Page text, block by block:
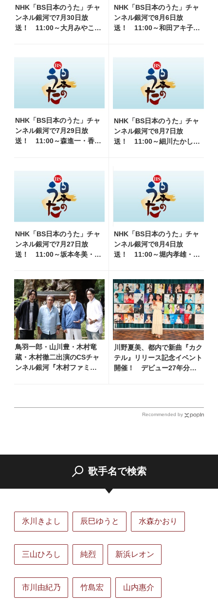
NHK「BS日本のうた」チャ
ンネル銀河で7月30日放
送！ 11:00～大月みやこ・
場！ 各放送回の出演者・
NHK「BS日本のうた」チャ
ンネル銀河で8月6日放
送！ 11:00～和田アキ子・
出演者・曲目情報
NHK「BS日本のうた」チャ
ンネル銀河で7月29日放
送！ 11:00～森進一・香西
各放送回の出演者・曲目情
NHK「BS日本のうた」チャ
ンネル銀河で8月7日放
送！ 11:00～細川たかし・
場！ 各放送回の出演者・曲
NHK「BS日本のうた」チャ
ンネル銀河で7月27日放
送！ 11:00～坂本冬美・水
放送回の出演者・曲目情報
NHK「BS日本のうた」チャ
ンネル銀河で8月4日放
送！ 11:00～堀内孝雄・山
し・松原健之他登場！ 各放
送回の出演者・曲目情報
鳥羽一郎・山川豊・木村竜
蔵・木村徹二出演のCSチャ
ンネル銀河『木村ファミリ
を密着レポート！
川野夏美、都内で新曲『カク
テル』リリース記念イベント
開催！ デビュー27年分の
Recommended by
歌手名で検索
氷川きよし 辰巳ゆうと 水森かおり
三山ひろし 純烈 新浜レオン
市川由紀乃 竹島宏 山内惠介